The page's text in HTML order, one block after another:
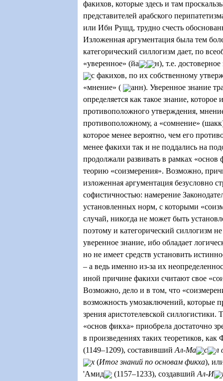
факихов, которые здесь и там
представителей арабского
или Ибн Рушд, трудно счесть
Изложенная аргументация была тем
категорический силлогизм дает, по
«уверенное» (йа
н), т.е.
с факихов, по их собственному
«мнение» (
анн). Уверенное знание
определяется как такое знание,
противоположного утверждения,
противоположному, а «сомнение»
которое менее вероятно, чем его
менее факихи так и не поддались на
продолжали развивать в рамках «основ
теорию «соизмерения». Возможно,
изложенная аргументация безусловно
софистичностью: намерение
установленных норм, с которыми
случай, никогда не может быть
поэтому и категорический силлогизм
уверенное знание, ибо обладает
но не имеет средств установить
– а ведь именно из-за их
иной причине факихи считают свое
Возможно, дело и в том, что
возможность умозаключений, которые
зрения аристотелевской силлогистики.
«основ фикха» приобрела достаточно
в произведениях таких теоретиков, как
(1149–1209), составивший Ал-Ма с
л
х (Итог знаний по основам фикха),
'Aмид
(1157–1233), создавший Ал-И